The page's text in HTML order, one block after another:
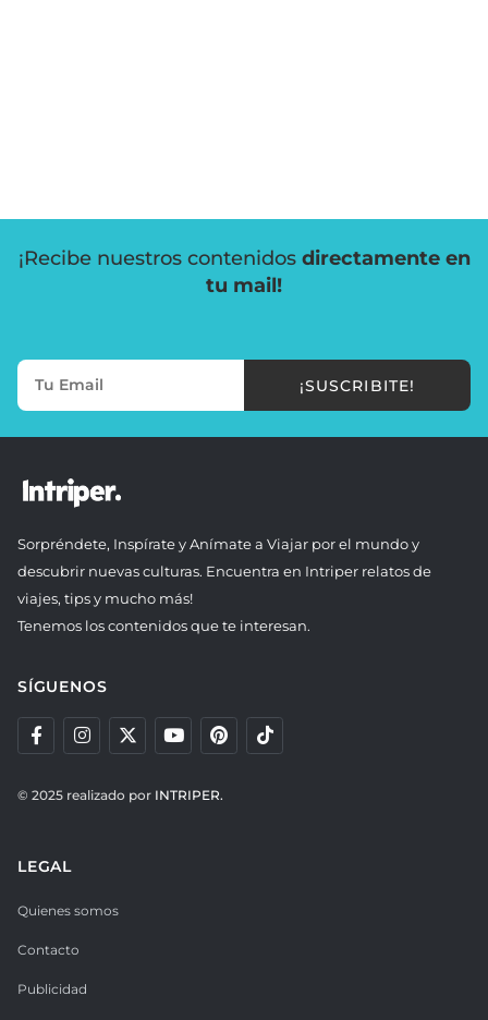
¡Recibe nuestros contenidos directamente en
tu mail!
¡SUSCRIBITE!
Sorpréndete, Inspírate y Anímate a Viajar por el mundo y
descubrir nuevas culturas. Encuentra en Intriper relatos de
viajes, tips y mucho más!
Tenemos los contenidos que te interesan.
SÍGUENOS
© 2025 realizado por INTRIPER.
LEGAL
Quienes somos
Contacto
Publicidad